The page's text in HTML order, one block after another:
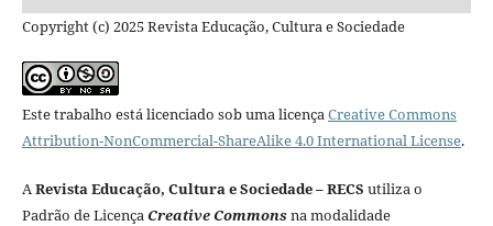
Copyright (c) 2025 Revista Educação, Cultura e Sociedade
Este trabalho está licenciado sob uma licençaCreative Commons
Attribution-NonCommercial-ShareAlike 4.0 International License.
ARevista Educação, Cultura e Sociedade – RECS utiliza o
Padrão de LicençaCreative Commonsna modalidade